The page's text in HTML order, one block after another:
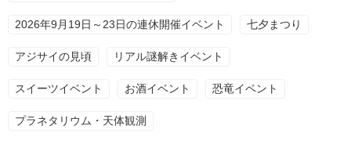
2026年9月19日～23日の連休開催イベント 七夕まつり
アジサイの見頃 リアル謎解きイベント
スイーツイベント お酒イベント 恐竜イベント
プラネタリウム・天体観測